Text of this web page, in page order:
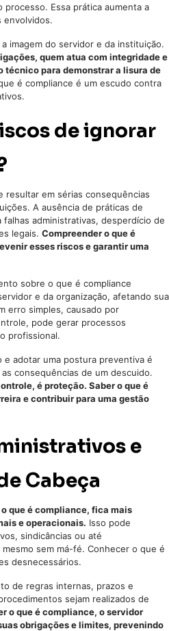
Essa prática aumenta a
envolvidos.
imagem do servidor e da instituição.
quem atua com integridade e
técnico para demonstrar a lisura de
é compliance é um escudo contra
de ignorar
resultar em sérias consequências
A ausência de práticas de
administrativas, desperdício de
legais. Compreender o que é
esses riscos e garantir uma
sobre o que é compliance
e da organização, afetando sua
erro simples, causado por
pode gerar processos
profissional.
e adotar uma postura preventiva é
consequências de um descuido.
é proteção. Saber o que é
e contribuir para uma gestão
e
Cabeça
que é compliance, fica mais
e operacionais. Isso pode
sindicâncias ou até
sem má-fé. Conhecer o que é
desnecessários.
de regras internas, prazos e
sejam realizados de
o que é compliance, o servidor
obrigações e limites, prevenindo